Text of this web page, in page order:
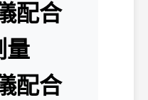
配合
量
配合